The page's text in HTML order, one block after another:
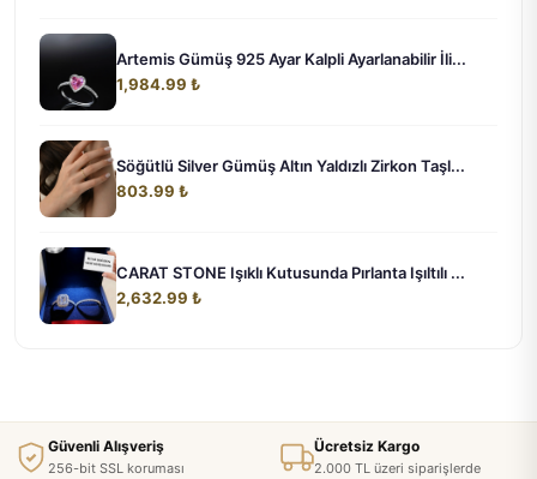
Artemis Gümüş 925 Ayar Kalpli Ayarlanabilir İli...
1,984.99 ₺
Söğütlü Silver Gümüş Altın Yaldızlı Zirkon Taşl...
803.99 ₺
CARAT STONE Işıklı Kutusunda Pırlanta Işıltılı ...
2,632.99 ₺
Güvenli Alışveriş
256-bit SSL koruması
Ücretsiz Kargo
2.000 TL üzeri siparişlerde